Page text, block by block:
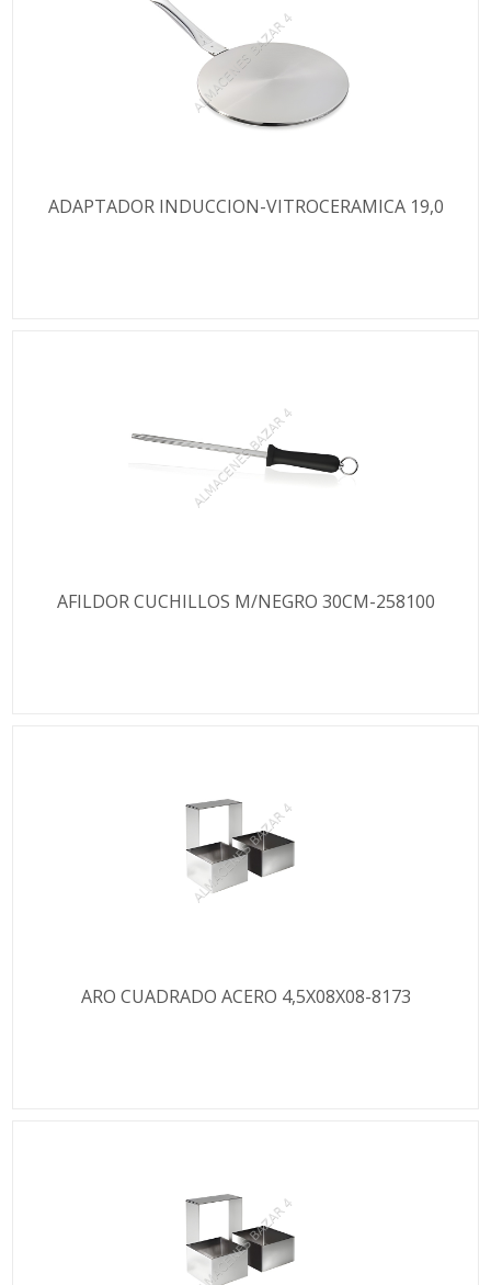
ADAPTADOR INDUCCION-VITROCERAMICA 19,0
AFILDOR CUCHILLOS M/NEGRO 30CM-258100
ARO CUADRADO ACERO 4,5X08X08-8173